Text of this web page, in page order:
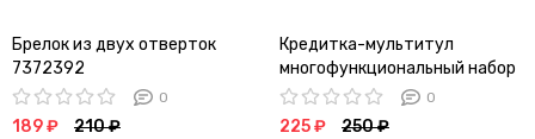
Брелок из двух отверток
7372392
0
189 ₽ 210 ₽
Кредитка-мультитул
многофункциональный набор
25в1
0
225 ₽ 250 ₽